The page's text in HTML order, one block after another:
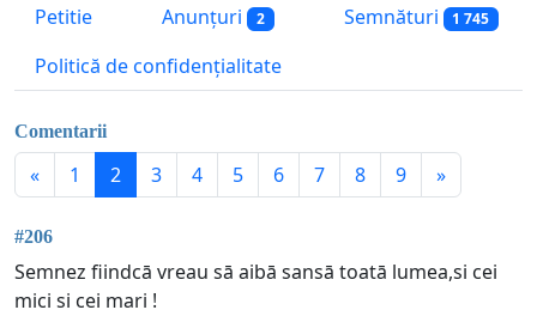
Petitie Anunțuri 2 Semnături 1 745
Politică de confidențialitate
Comentarii
« 1 2 3 4 5 6 7 8 9 »
#206
Semnez fiindcā vreau sā aibā sansā toatā lumea,si cei
mici si cei mari !